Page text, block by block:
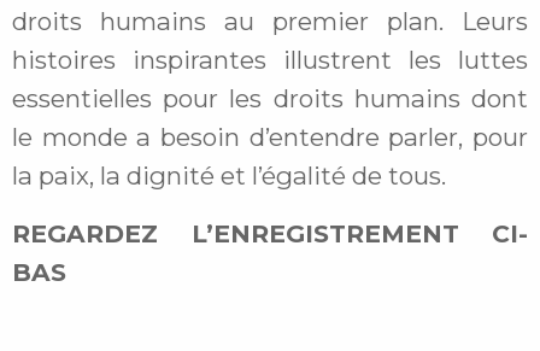
droits humains au premier plan. Leurs
histoires inspirantes illustrent les luttes
essentielles pour les droits humains dont
le monde a besoin d’entendre parler, pour
la paix, la dignité et l’égalité de tous.
REGARDEZ L’ENREGISTREMENT CI-
BAS